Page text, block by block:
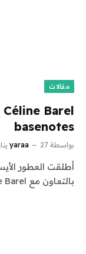
مقالات
basenotes
بواسطة yaraa 27 يناير، 2025
بالتعاون مع Perfumer Céline Barel. العطر مستوحى من…